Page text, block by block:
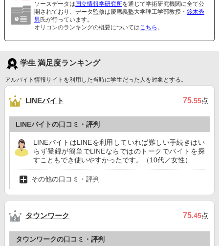
ソースデータは 国立情報学研究所を通じて学術研究機関に全て公
開されており、データ監修は慶應義塾大学理工学部教授・ 鈴木秀
男 氏が行っています。
オリコンのランキングの概要についてはこちら 。
学生 満足度ランキング
アルバイト情報サイトを利用した当時に学生だった人を対象とする。
LINEバイト 75.55点
LINEバイトの口コミ・評判
LINEバイトはLINEを利用していれば難しい手続きはい
らず登録が簡単でLINEならではのトークでバイトを探
すこともでき使いやすかったです。（10代／女性）
その他の口コミ・評判
タウンワーク 75.45点
タウンワークの口コミ・評判